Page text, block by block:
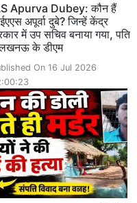
Apurva Dubey: कौन हैं
अपूर्वा दुबे? जिन्हें केंद्र
में उप सचिव बनाया गया, पति
के डीएम
On 16 Jul 2026